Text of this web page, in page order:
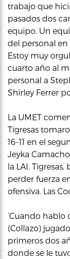
trabajo que
pasados dos
equipo. Un
del personal
Estoy muy
cuarto año al
personal a
Shirley Ferrer
La UMET
Tigresas
16-11 en el
Jeyka
la LAI,
perder fuerza
ofensiva. Las
‘Cuando hablo
(Collazo)
primeros dos
donde se le